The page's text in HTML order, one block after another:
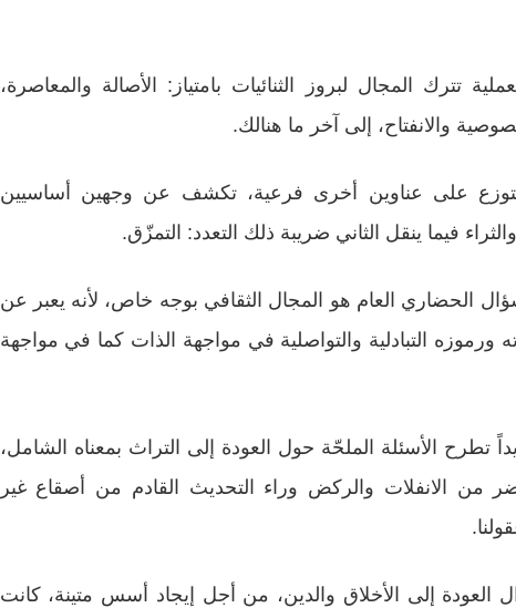
تترك المجال لبروز الثنائيات بامتياز: الأصالة والمعاصرة،
والانفتاح، إلى آخر ما هنالك.
تتوزع على عناوين أخرى فرعية، تكشف عن وجهين أساسيين
فيما ينقل الثاني ضريبة ذلك التعدد: التمزّق.
الحضاري العام هو المجال الثقافي بوجه خاص، لأنه يعبر عن
ورموزه التبادلية والتواصلية في مواجهة الذات كما في مواجهة
تطرح الأسئلة الملحّة حول العودة إلى التراث بمعناه الشامل،
من الانفلات والركض وراء التحديث القادم من أصقاع غير
العودة إلى الأخلاق والدين، من أجل إيجاد أسس متينة، كانت